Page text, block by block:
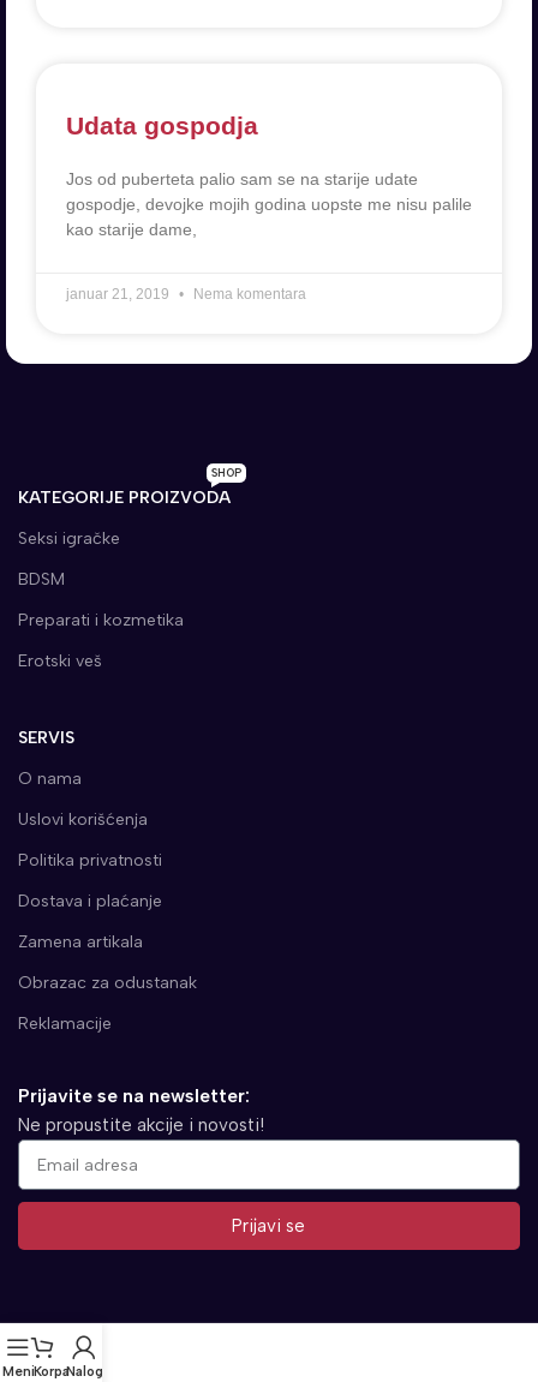
Udata gospodja
Jos od puberteta palio sam se na starije udate
gospodje, devojke mojih godina uopste me nisu palile
kao starije dame,
januar 21, 2019 Nema komentara
KATEGORIJE PROIZVODA
SHOP
Seksi igračke
BDSM
Preparati i kozmetika
Erotski veš
SERVIS
O nama
Uslovi korišćenja
Politika privatnosti
Dostava i plaćanje
Zamena artikala
Obrazac za odustanak
Reklamacije
Prijavite se na newsletter:
Ne propustite akcije i novosti!
Prijavi se
MeniKorpaNalog